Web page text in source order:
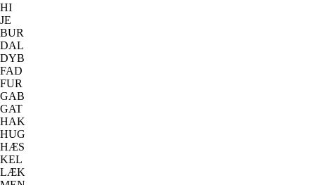
HI
JE
BUR
DAL
DYB
FAD
FUR
GAB
GAT
HAK
HUG
HÆS
KEL
LÆK